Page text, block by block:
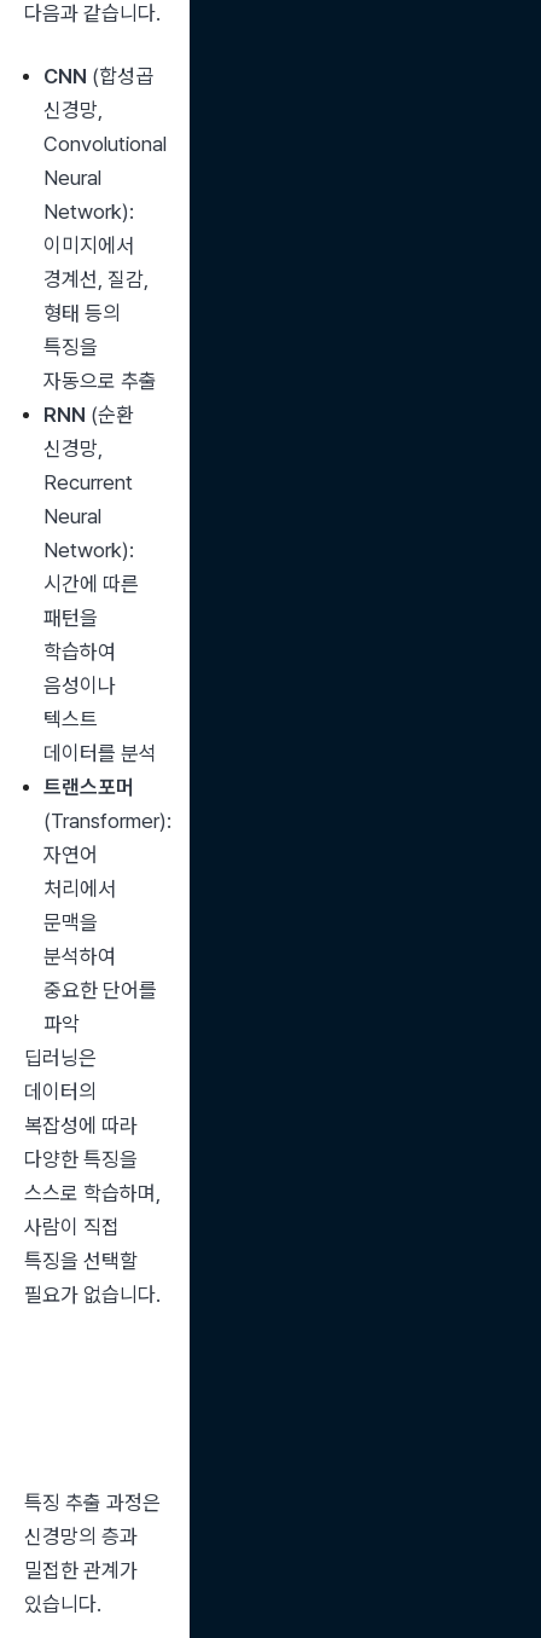
다음과 같습니다.
CNN (합성곱
신경망,
Convolutional
Neural
Network):
이미지에서
경계선, 질감,
형태 등의
특징을
자동으로 추출
RNN (순환
신경망,
Recurrent
Neural
Network):
시간에 따른
패턴을
학습하여
음성이나
텍스트
데이터를 분석
트랜스포머
(Transformer):
자연어
처리에서
문맥을
분석하여
중요한 단어를
파악
딥러닝은
데이터의
복잡성에 따라
다양한 특징을
스스로 학습하며,
사람이 직접
특징을 선택할
필요가 없습니다.
특징 추출 과정은
신경망의 층과
밀접한 관계가
있습니다.